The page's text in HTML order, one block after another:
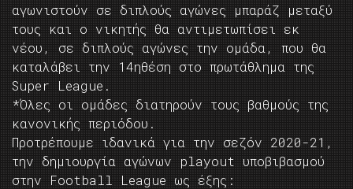
αγωνιστούν σε διπλούς αγώνες μπαράζ μεταξύ
τους και ο νικητής θα αντιμετωπίσει εκ
νέου, σε διπλούς αγώνες την ομάδα, που θα
καταλάβει την 14ηθέση στο πρωτάθλημα της
Super League.
*Όλες οι ομάδες διατηρούν τους βαθμούς της
κανονικής περιόδου.
Προτρέπουμε ιδανικά για την σεζόν 2020-21,
την δημιουργία αγώνων playout υποβιβασμού
στην Football League ως έξης: